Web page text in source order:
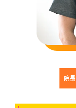
院長